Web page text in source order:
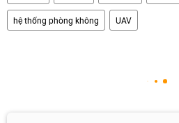
hệ thống phòng không UAV